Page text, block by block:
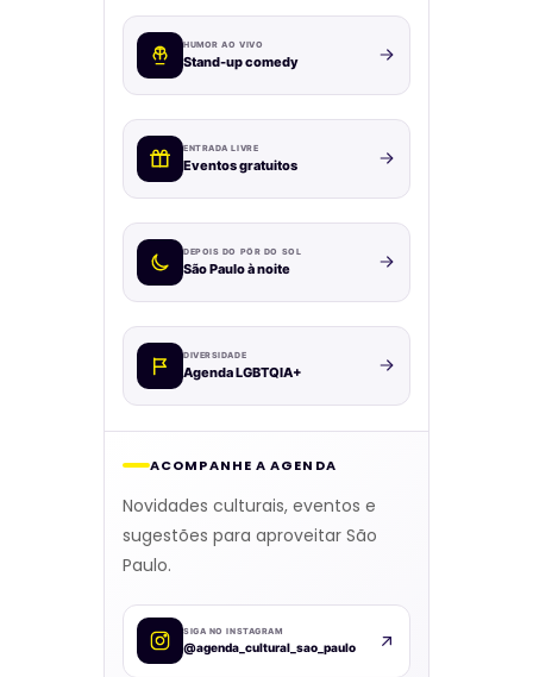
HUMOR AO VIVO
Stand-up comedy
ENTRADA LIVRE
Eventos gratuitos
DEPOIS DO PÔR DO SOL
São Paulo à noite
DIVERSIDADE
Agenda LGBTQIA+
ACOMPANHE A AGENDA
Novidades culturais, eventos e
sugestões para aproveitar São
Paulo.
SIGA NO INSTAGRAM
@agenda_cultural_sao_paulo